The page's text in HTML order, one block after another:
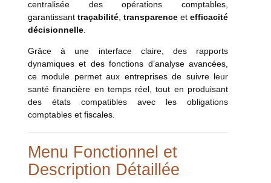
centralisée des opérations comptables,
garantissant traçabilité, transparence et efficacité
décisionnelle.
Grâce à une interface claire, des rapports
dynamiques et des fonctions d’analyse avancées,
ce module permet aux entreprises de suivre leur
santé financière en temps réel, tout en produisant
des états compatibles avec les obligations
comptables et fiscales.
Menu Fonctionnel et
Description Détaillée